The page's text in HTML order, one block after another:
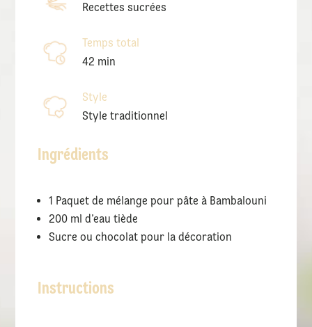
Recettes sucrées
Temps total
42 min
Style
Style traditionnel
Ingrédients
1 Paquet de mélange pour pâte à Bambalouni
200 ml d’eau tiède
Sucre ou chocolat pour la décoration
Instructions